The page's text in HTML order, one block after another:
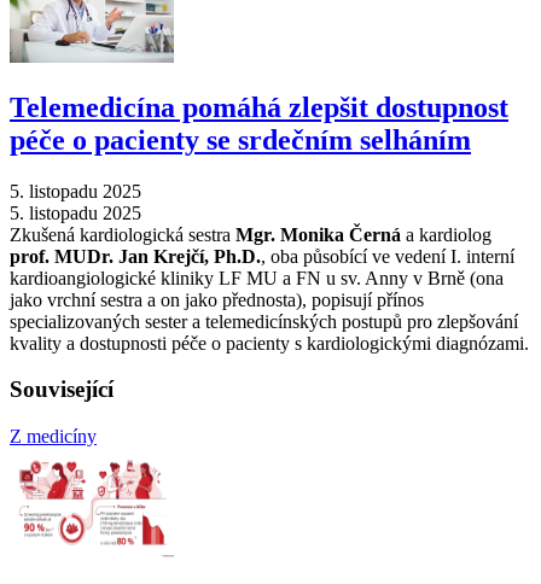
Telemedicína pomáhá zlepšit dostupnost
péče o pacienty se srdečním selháním
5. listopadu 2025
5. listopadu 2025
Zkušená kardiologická sestra Mgr. Monika Černá a kardiolog
prof. MUDr. Jan Krejčí, Ph.D., oba působící ve vedení I. interní
kardioangiologické kliniky LF MU a FN u sv. Anny v Brně (ona
jako vrchní sestra a on jako přednosta), popisují přínos
specializovaných sester a telemedicínských postupů pro zlepšování
kvality a dostupnosti péče o pacienty s kardiologickými diagnózami.
Související
Z medicíny